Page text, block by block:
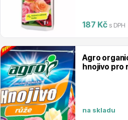
Vánoční stromky v
187 Kč s DPH
Agro
hnojivo pro
na skladu